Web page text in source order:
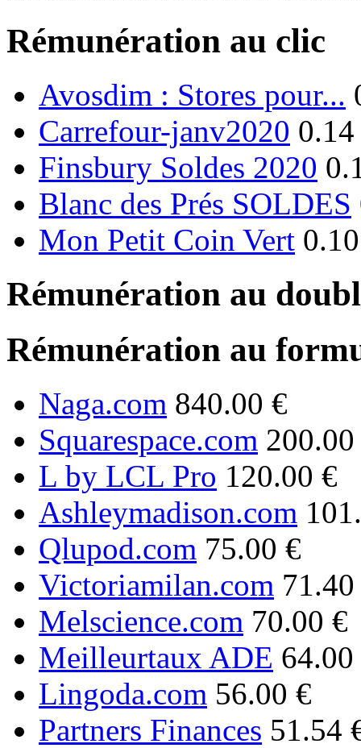
Rémunération au clic
Avosdim : Stores pour...
Carrefour-janv2020
Finsbury Soldes 2020
Blanc des Prés SOLDES
Mon Petit Coin Vert
Rémunération au
Rémunération au
Naga.com 840.00 €
Squarespace.com
L by LCL Pro 120.00 €
Ashleymadison.com
Qlupod.com 75.00 €
Victoriamilan.com
Melscience.com 70.00 €
Meilleurtaux ADE 64.00
Lingoda.com 56.00 €
Partners Finances 51.54